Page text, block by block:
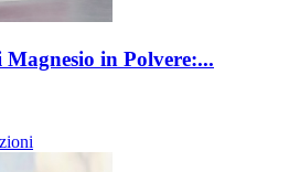
in Polvere:...